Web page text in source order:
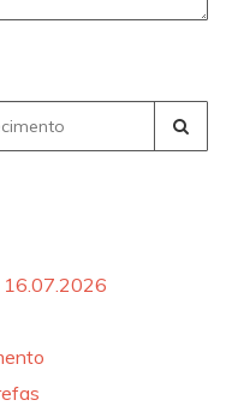
16.07.2026